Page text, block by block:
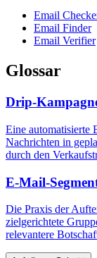
Email
Email Finder
Email Verifier
Glossar
Drip-
Eine automatisierte
Nachrichten in
durch den
E-Mail-
Die Praxis der
zielgerichtete
relevantere